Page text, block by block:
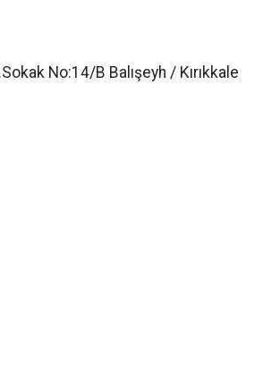
No:14/B Balışeyh / Kırıkkale